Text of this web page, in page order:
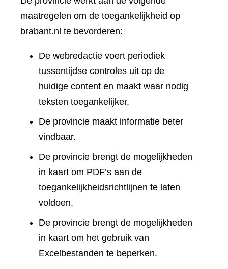
maatregelen om de toegankelijkheid op
brabant.nl te bevorderen:
De webredactie voert periodiek
tussentijdse controles uit op de
huidige content en maakt waar nodig
teksten toegankelijker.
De provincie maakt informatie beter
vindbaar.
De provincie brengt de mogelijkheden
in kaart om PDF’s aan de
toegankelijkheidsrichtlijnen te laten
voldoen.
De provincie brengt de mogelijkheden
in kaart om het gebruik van
Excelbestanden te beperken.